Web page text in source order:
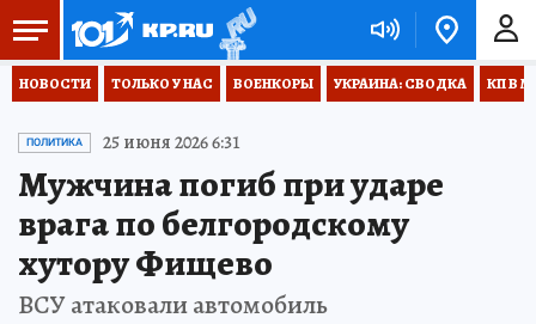
НОВОСТИ ТОЛЬКО У НАС ВОЕНКОРЫ УКРАИНА: СВОДКА КП В
ПОЛИТИКА 25 июня 2026 6:31
Мужчина погиб при ударе
врага по белгородскому
хутору Фищево
ВСУ атаковали автомобиль